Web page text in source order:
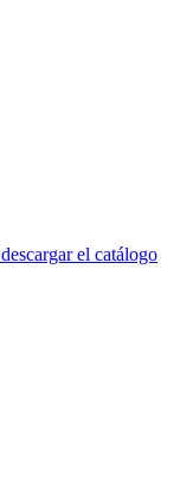
descargar el catálogo